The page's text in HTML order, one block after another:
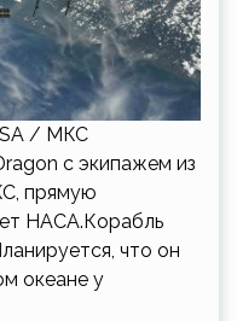
/ МКС
с экипажем из
прямую
НАСА.Корабль
что он
океане у